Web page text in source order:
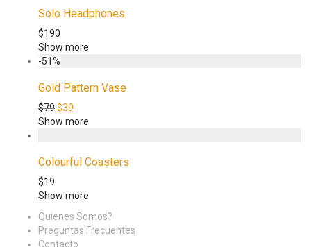
Solo Headphones
$190
Show more
-51%
Gold Pattern Vase
$79$39
Show more
Colourful Coasters
$19
Show more
Quienes Somos?
Preguntas Frecuentes
Contacto